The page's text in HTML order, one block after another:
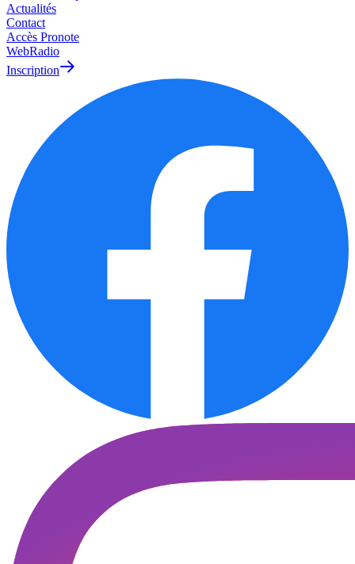
Actualités
Contact
Accès Pronote
WebRadio
Inscription